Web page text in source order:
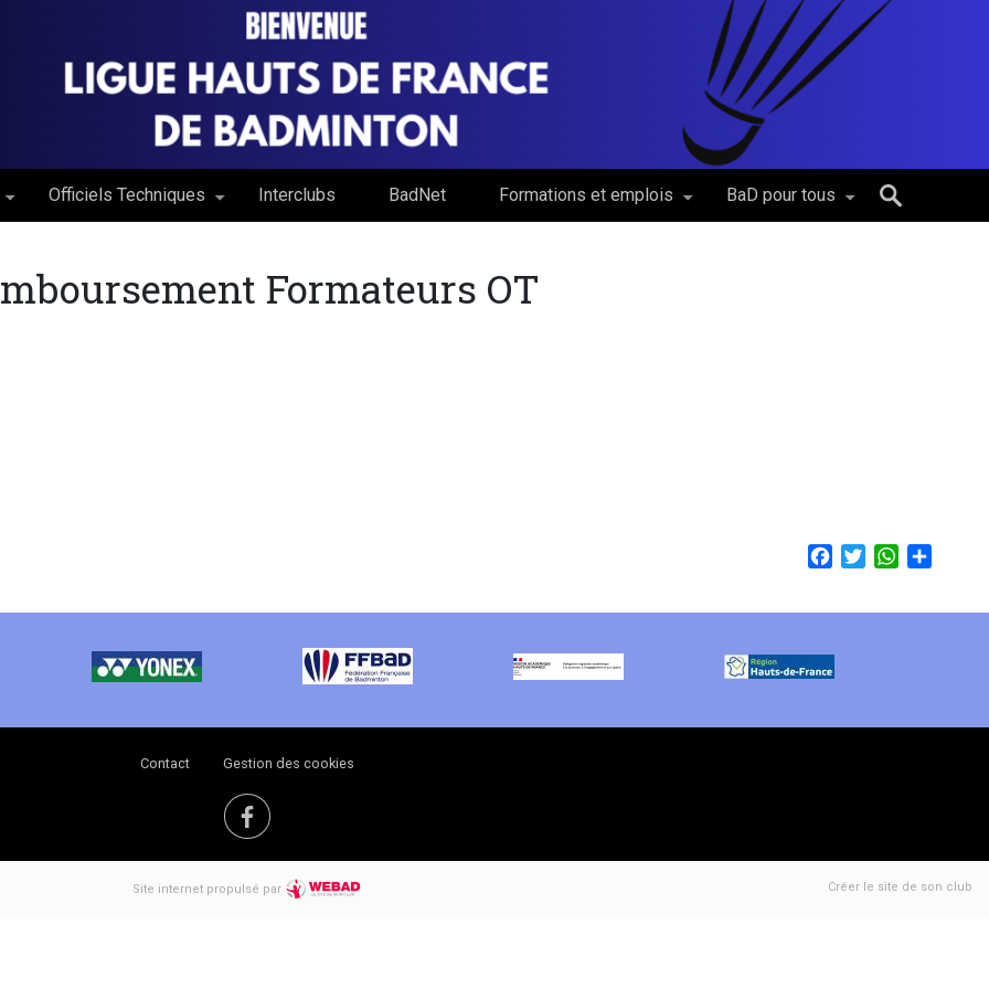
Officiels Techniques Interclubs BadNet Formations et emplois BaD pour tous
Formateurs OT
FacebookTwitterWhatsApp
Contact Gestion des cookies
Site internet propulsé par Créer le site de son club